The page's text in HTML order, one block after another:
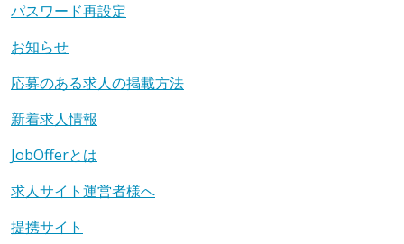
パスワード再設定
お知らせ
応募のある求人の掲載方法
新着求人情報
JobOfferとは
求人サイト運営者様へ
提携サイト